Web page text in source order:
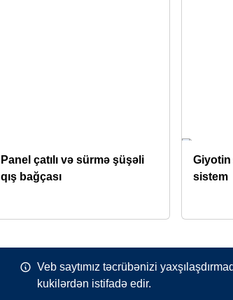
Panel çatılı və sürmə şüşəli
qış bağçası
sistem
Veb saytımız təcrübənizi
kukilərdən istifadə edir.